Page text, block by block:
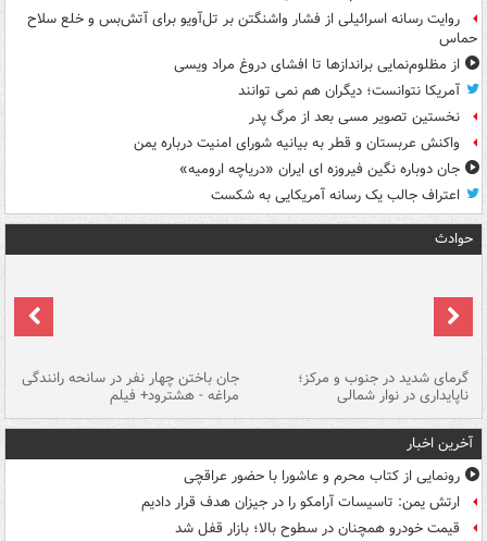
روایت رسانه اسرائیلی از فشار واشنگتن بر تل‌آویو برای آتش‌بس و خلع سلاح
حماس
از مظلوم‌نمایی براندازها تا افشای دروغ مراد ویسی
آمریکا نتوانست؛ دیگران هم نمی توانند
نخستین تصویر مسی بعد از مرگ پدر
واکنش عربستان و قطر به بیانیه شورای امنیت درباره یمن
جان دوباره نگین فیروزه ای ایران «دریاچه ارومیه»
اعتراف جالب یک رسانه آمریکایی به شکست
حوادث
گرمای شدید در جنوب و مرکز؛
ناپایداری در نوار شمالی
جان باختن چهار نفر در سانحه رانندگی
مراغه - هشترود+ فیلم
آخرین اخبار
رونمایی از کتاب محرم و عاشورا با حضور عراقچی
ارتش یمن: تاسیسات آرامکو را در جیزان هدف قرار دادیم
قیمت خودرو همچنان در سطوح بالا؛ بازار قفل شد